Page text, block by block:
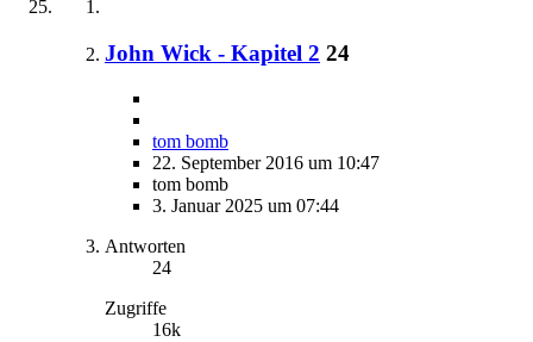
John Wick - Kapitel 2 24
tom bomb
22. September 2016 um 10:47
tom bomb
3. Januar 2025 um 07:44
Antworten
24
Zugriffe
16k